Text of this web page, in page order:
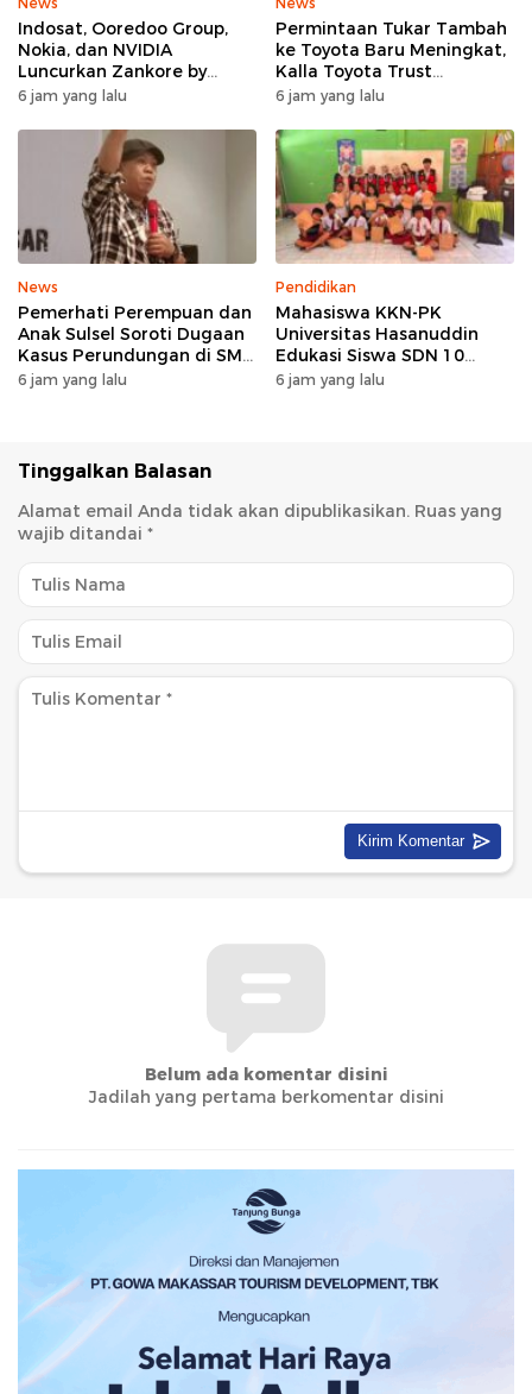
Indosat, Ooredoo Group,
Nokia, dan NVIDIA
Luncurkan Zankore by
Indosat, Siap Layani
dengan Platform
Infrastruktur AI
Terintegerasi
6 jam yang lalu
Permintaan Tukar Tambah
ke Toyota Baru Meningkat,
Kalla Toyota Trust
Catatkan Rekor Baru di Juli
6 jam yang lalu
News
Pemerhati Perempuan dan
Anak Sulsel Soroti Dugaan
Kasus Perundungan di SMP
Negeri 3 Makassar, TPPK
6 jam yang lalu
Pendidikan
Mahasiswa KKN-PK
Universitas Hasanuddin
Edukasi Siswa SDN 10
Otting tentang
6 jam yang lalu
Tinggalkan Balasan
Alamat email Anda tidak akan dipublikasikan. Ruas yang
wajib ditandai *
Belum ada komentar disini
Jadilah yang pertama berkomentar disini